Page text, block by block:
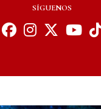
SÍGUENOS